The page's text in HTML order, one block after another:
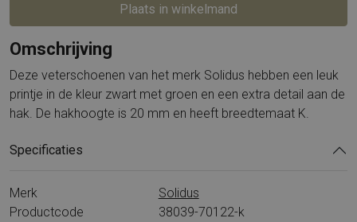
Plaats in winkelmand
Omschrijving
Deze veterschoenen van het merk Solidus hebben een leuk
printje in de kleur zwart met groen en een extra detail aan de
hak. De hakhoogte is 20 mm en heeft breedtemaat K.
Specificaties
Merk
Solidus
Productcode
38039-70122-k